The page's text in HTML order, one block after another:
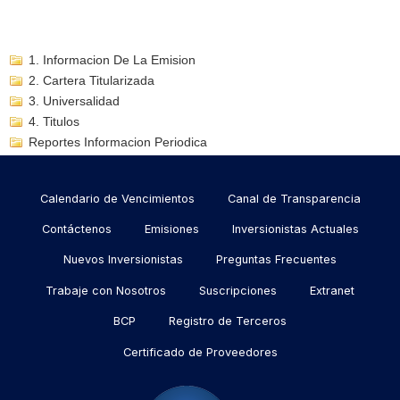
1. Informacion De La Emision
2. Cartera Titularizada
3. Universalidad
4. Titulos
Reportes Informacion Periodica
Menu
footer
Calendario de Vencimientos Canal de Transparencia
Contáctenos Emisiones Inversionistas Actuales
Nuevos Inversionistas Preguntas Frecuentes
Trabaje con Nosotros Suscripciones Extranet
BCP Registro de Terceros
Certificado de Proveedores